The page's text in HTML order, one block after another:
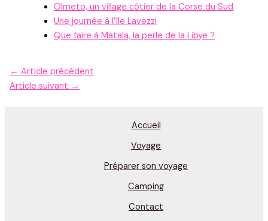
Olmeto, un village côtier de la Corse du Sud
Une journée à l’île Lavezzi
Que faire à Matala, la perle de la Libye ?
← Article précédent
Article suivant →
Accueil
Voyage
Préparer son voyage
Camping
Contact